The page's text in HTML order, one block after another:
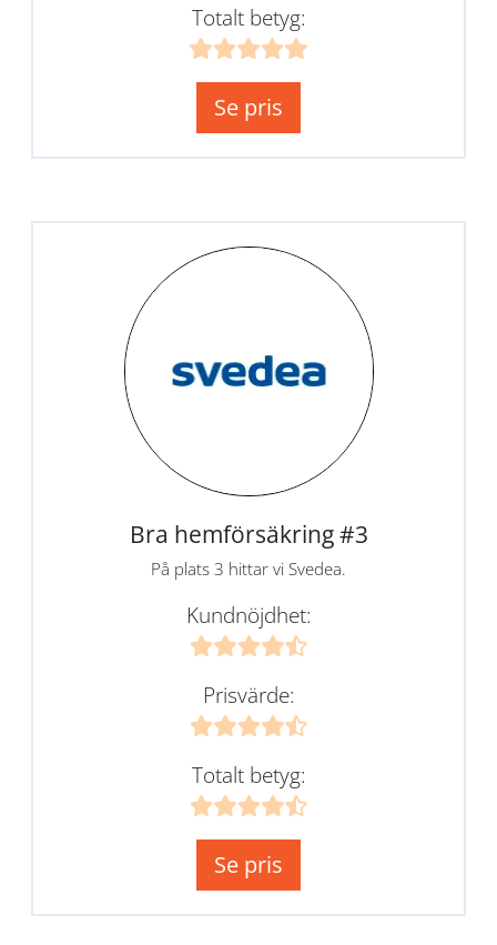
Totalt betyg:
Se pris
Bra hemförsäkring #3
På plats 3 hittar vi Svedea.
Kundnöjdhet:
Prisvärde:
Totalt betyg:
Se pris